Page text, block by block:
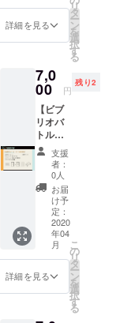
お問い
合わせ
v.u.sers
@gmail
のプロ
フィー
Vについ
めた資
料をご
提出く
ださ
い。 ※
ご不明
な点が
ござい
ました
ら下記
メール
アドレ
スにて
お問い
合わせ
くださ
い
v.u.sers
タパン
フレッ
ト
（PDF
ンフ
レット
（紙）
・パン
フレッ
トへの
記載
※PDF形
式で下
記メー
ルアド
レスに
ビブリ
オバト
ル用の
資料と
ご自身
詳細を見る
リ
タ
ー
ン
を
選
択
す
る
7,0
00 円
残り2
【ビブ
リオバ
トル出
場権
（ゲー
ム実況
系）】
・お礼
メッ
セージ
・デー
タパン
フレッ
ト
（PDF
） ・パ
支援
者：
0人
お届
け予
定：
2020
年04
月
詳細を見る
こ
の
リ
タ
ー
ン
を
選
択
す
る